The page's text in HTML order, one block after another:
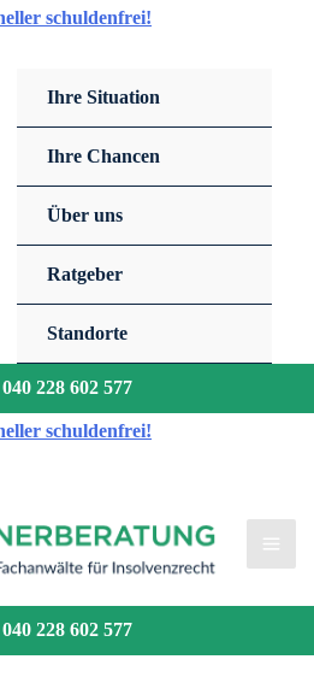
schuldenfrei!
Ihre Situation
Ihre Chancen
Über uns
Ratgeber
Standorte
040 228 602 577
schuldenfrei!
040 228 602 577